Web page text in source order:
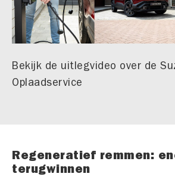
Bekijk de uitlegvideo over de
Oplaadservice
Regeneratief remmen:
terugwinnen